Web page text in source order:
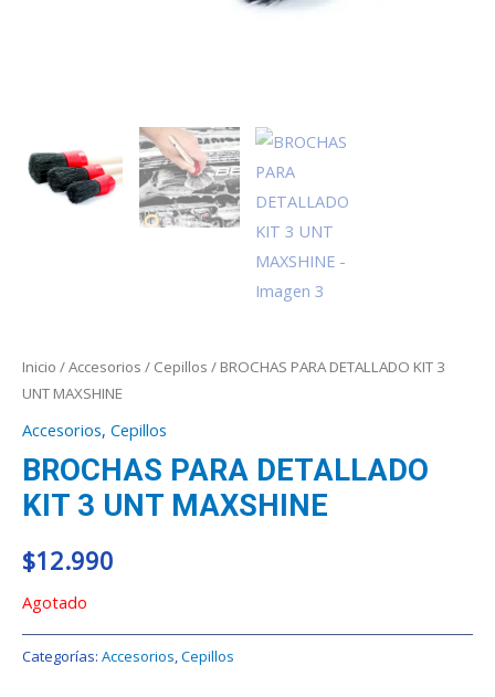
Inicio /Accesorios / Cepillos / BROCHAS PARA DETALLADO KIT 3
UNT MAXSHINE
Accesorios, Cepillos
BROCHAS PARA DETALLADO
KIT 3 UNT MAXSHINE
$12.990
Agotado
Categorías: Accesorios,Cepillos